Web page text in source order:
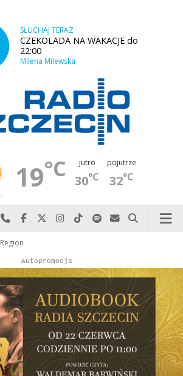
SŁUCHAJ TERAZ
CZEKOLADA NA WAKACJE do
22:00
Milena Milewska
19°C jutro
30°C
pojutrze
32°C
Najlepiej po prostu do nas zadzwoń
Odwiedź nas na Facebook-u
Odwiedź nas na X
Odwiedź nas na Instagram-ie
Odwiedź nas na TikTok-u
Szukaj nas na Spotify
Wyślij do nas
Szukaj
Region
Reklama
Autopromocja